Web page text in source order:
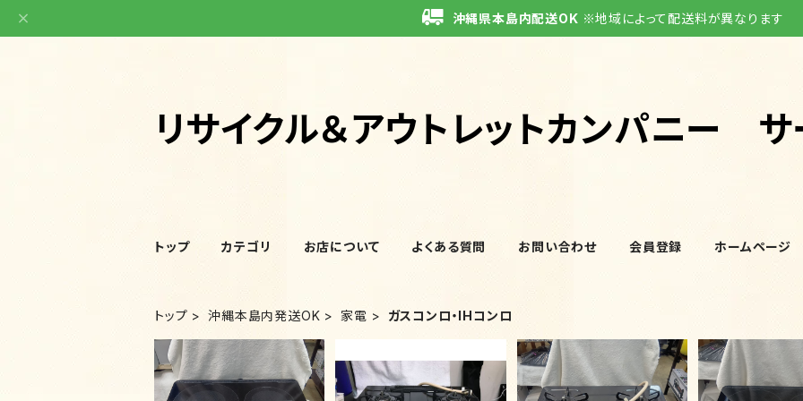
沖縄県本島内配送OK ※地域によって配送料が異なります
リサイクル＆アウトレットカンパニー
トップ カテゴリ お店について よくある質問 お問い合わせ 会員登録 ホームページ
トップ 沖縄本島内発送OK 家電 ガスコンロ・IHコンロ